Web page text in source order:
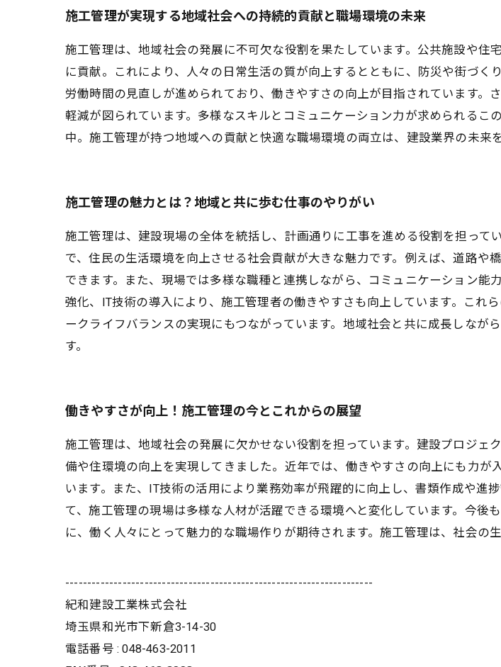
施工管理が実現する地域社会への持続的貢献と職場環境の未来
施工管理は、地域社会の発展に不可欠な役割を果たしています。公共施設や
に貢献。これにより、人々の日常生活の質が向上するとともに、防災や街づ
労働時間の見直しが進められており、働きやすさの向上が目指されています
軽減が図られています。多様なスキルとコミュニケーション力が求められる
中。施工管理が持つ地域への貢献と快適な職場環境の両立は、建設業界の未来
施工管理の魅力とは？地域と共に歩む仕事のやりがい
施工管理は、建設現場の全体を統括し、計画通りに工事を進める役割を担っ
で、住民の生活環境を向上させる社会貢献が大きな魅力です。例えば、道路
できます。また、現場では多様な職種と連携しながら、コミュニケーション
強化、IT技術の導入により、施工管理者の働きやすさも向上しています。これ
ークライフバランスの実現にもつながっています。地域社会と共に成長しな
す。
働きやすさが向上！施工管理の今とこれからの展望
施工管理は、地域社会の発展に欠かせない役割を担っています。建設プロジ
備や住環境の向上を実現してきました。近年では、働きやすさの向上にも力
います。また、IT技術の活用により業務効率が飛躍的に向上し、書類作成や進
て、施工管理の現場は多様な人材が活躍できる環境へと変化しています。今
に、働く人々にとって魅力的な職場作りが期待されます。施工管理は、社会の
----------------------------------------------------------------------
紀和建設工業株式会社
埼玉県和光市下新倉3-14-30
電話番号 : 048-463-2011